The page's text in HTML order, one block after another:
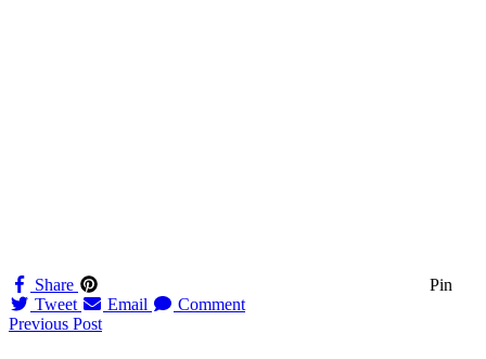
Share
Pin
Tweet
Email Comment
Navigation
Previous Post